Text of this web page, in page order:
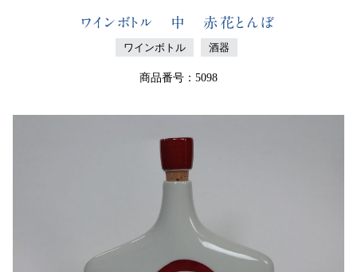
ワインボトル 中 赤花とんぼ
ワインボトル 酒器
商品番号：5098